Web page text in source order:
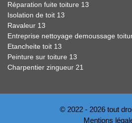
Réparation fuite toiture 13
Isolation de toit 13
Ravaleur 13
Entreprise nettoyage demoussage
Etancheite toit 13
Peinture sur toiture 13
Charpentier zingueur 21
© 2022 - 2026 tout
Mentions